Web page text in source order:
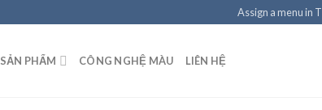
Assign a menu in
SẢN PHẨM CÔNG NGHỆ MÀU LIÊN HỆ